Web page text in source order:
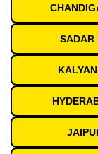
SADAR